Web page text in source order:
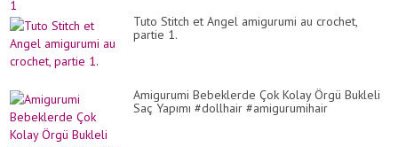
Tuto Stitch et Angel amigurumi au crochet,
partie 1.
Amigurumi Bebeklerde Çok Kolay Örgü Bukleli
Saç Yapımı #dollhair #amigurumihair